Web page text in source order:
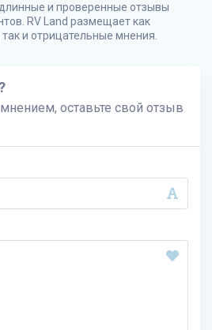
и проверенные отзывы
RV Land размещает как
и отрицательные мнения.
оставьте свой отзыв